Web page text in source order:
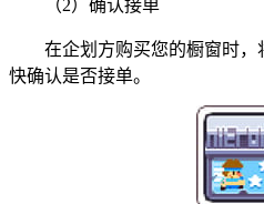
（2）确认接单
在企划方购买您的橱窗时，
快确认是否接单。